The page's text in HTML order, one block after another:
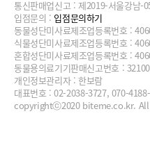
통신판매업신고 : 제2019-서울강남-
입점문의 : 입점문의하기
동물성단미사료제조업등록번호 :
식물성단미사료제조업등록번호 :
혼합성단미사료제조업등록번호 :
동물용의료기기판매신고번호 :
개인정보관리자 : 한보람
대표번호 : 02-2038-3727, 070-
copyrightⓒ2020 biteme.co.kr. All